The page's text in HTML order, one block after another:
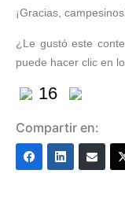
¡Gracias,
¿Le gustó este
puede hacer clic en
16
Compartir en: